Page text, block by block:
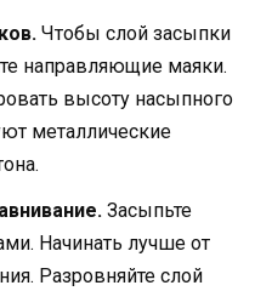
Чтобы слой засыпки
направляющие маяки.
высоту насыпного
металлические
Засыпьте
Начинать лучше от
Разровняйте слой